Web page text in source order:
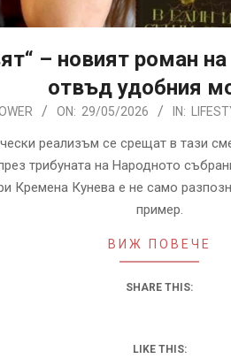
– новият роман
отвъд удобния
ON: 29/05/2026 IN:
реализъм се срещат в тази
трибуната на Народното
Кремена Кунева е не само
пример.
ВИЖ ПОВЕЧЕ
SHARE THIS:
LIKE THIS: